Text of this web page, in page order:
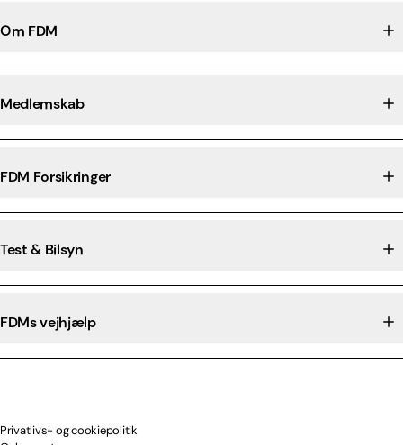
Om FDM
Medlemskab
FDM Forsikringer
Test & Bilsyn
FDMs vejhjælp
Privatlivs- og cookiepolitik